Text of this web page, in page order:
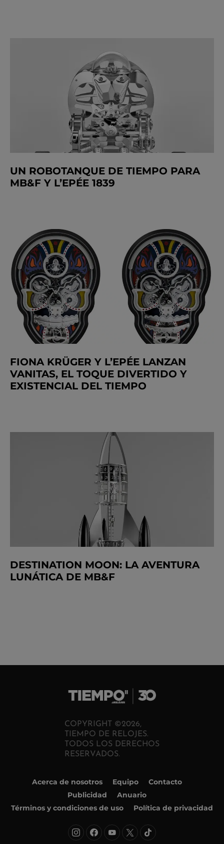
UN ROBOTANQUE DE TIEMPO PARA
MB&F Y L’EPÉE 1839
FIONA KRÜGER Y L’EPÉE LANZAN
VANITAS, EL TOQUE DIVERTIDO Y
EXISTENCIAL DEL TIEMPO
DESTINATION MOON: LA AVENTURA
LUNÁTICA DE MB&F
COPYRIGHT ©2026,
TIEMPO DE RELOJES.
TODOS LOS DERECHOS
RESERVADOS.
Acerca de nosotros Equipo
Contacto
Publicidad
Anuario
Términos y condiciones de uso
Política de privacidad